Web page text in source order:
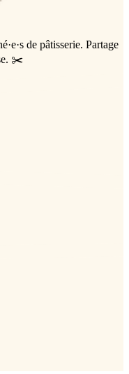
de pâtisserie. Partage
✂️